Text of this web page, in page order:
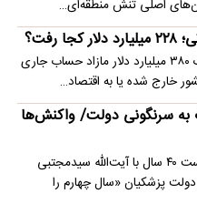
اصلی تنش منطقه‌ای…
رفت؟
ایران در سه دهه گذشته نزدیک ۳۸۰ میلیارد دلار مازاد حساب جاری
به سرنگونی دولت/ واکنش‌ها
محمدباقر خرازی مدعی شده است ۴۰ سال با آیت‌الله سیدمجتبی
پزشکیان «سال چهارم را